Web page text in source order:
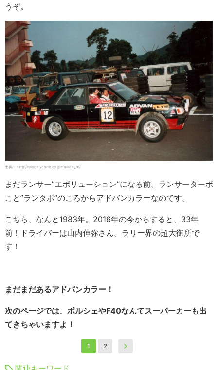
うぞ。
出典：http://blogs.yahoo.co.jp/toikan_m/
まだランサー”エボリューション”になる前。ランサーターボ
こと”ランタボ”のころからアドバンカラーなのです。
こちら、なんと1983年。2016年の今からすると、33年
前！ドライバーは山内伸弥さん。ラリー界の超大御所で
す！
まだまだあるアドバンカラー！
次のページでは、ポルシェやF40なんてスーパーカーも出
てきちゃいますよ！
1 2